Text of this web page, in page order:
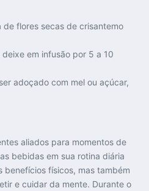
de flores secas de crisantemo
em infusão por 5 a 10
adoçado com mel ou açúcar,
aliados para momentos de
bebidas em sua rotina diária
benefícios físicos, mas também
e cuidar da mente. Durante o